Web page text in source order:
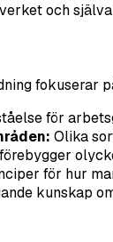
och
fokuserar
för
Olika
för hur
kunskap